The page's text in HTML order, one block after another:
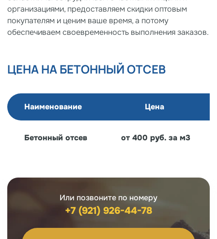
организациями, предоставляем скидки оптовым
покупателям и ценим ваше время, а потому
обеспечиваем своевременность выполнения заказов.
ЦЕНА НА БЕТОННЫЙ ОТСЕВ
Наименование Цена
Бетонный отсев от 400 руб. за м3
Или позвоните по номеру
+7 (921) 926-44-78